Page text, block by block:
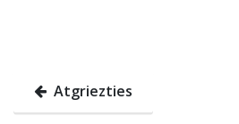
Atgriezties